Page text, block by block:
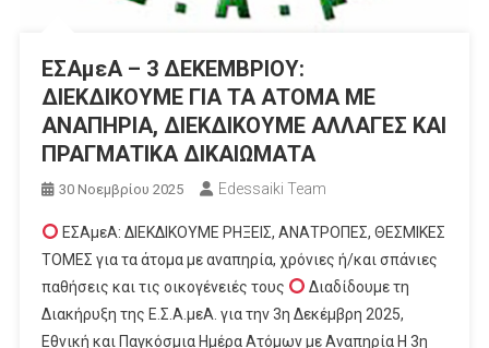
ΕΣΑμεΑ – 3 ΔΕΚΕΜΒΡΙΟΥ:
ΔΙΕΚΔΙΚΟΥΜΕ ΓΙΑ ΤΑ ΑΤΟΜΑ ΜΕ
ΑΝΑΠΗΡΙΑ, ΔΙΕΚΔΙΚΟΥΜΕ ΑΛΛΑΓΕΣ ΚΑΙ
ΠΡΑΓΜΑΤΙΚΑ ΔΙΚΑΙΩΜΑΤΑ
30 Νοεμβρίου 2025 Edessaiki Team
ΕΣΑμεΑ: ΔΙΕΚΔΙΚΟΥΜΕ ΡΗΞΕΙΣ, ΑΝΑΤΡΟΠΕΣ, ΘΕΣΜΙΚΕΣ
ΤΟΜΕΣ για τα άτομα με αναπηρία, χρόνιες ή/και σπάνιες
παθήσεις και τις οικογένειές τους
Διαδίδουμε τη
Διακήρυξη της Ε.Σ.Α.μεΑ. για την 3η Δεκέμβρη 2025,
Εθνική και Παγκόσμια Ημέρα Ατόμων με Αναπηρία Η 3η